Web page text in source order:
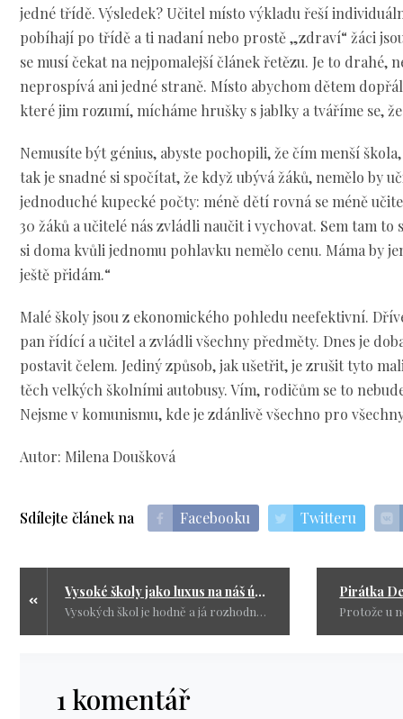
jedné třídě. Výsledek? Učitel místo výkladu řeší
pobíhají po třídě a ti nadaní nebo prostě „zdraví“ žáci
se musí čekat na nejpomalejší článek řetězu. Je to drahé,
neprospívá ani jedné straně. Místo abychom dětem
které jim rozumí, mícháme hrušky s jablky a tváříme se,
Nemusíte být génius, abyste pochopili, že čím menší
tak je snadné si spočítat, že když ubývá žáků, nemělo by
jednoduché kupecké počty: méně dětí rovná se méně
30 žáků a učitelé nás zvládli naučit i vychovat. Sem tam to
si doma kvůli jednomu pohlavku nemělo cenu. Máma by
ještě přidám.“
Malé školy jsou z ekonomického pohledu neefektivní.
pan řídící a učitel a zvládli všechny předměty. Dnes je
postavit čelem. Jediný způsob, jak ušetřit, je zrušit tyto
těch velkých školními autobusy. Vím, rodičům se to
Nejsme v komunismu, kde je zdánlivě všechno pro
Autor: Milena Doušková
Sdílejte článek na Facebooku Twitteru
Vysoké školy jako luxus na náš účet? Čas na změnu.
Vysokých škol je hodně a já rozhodně nechci něco zakazovat. Pokud někdo chce studovat kolik je pohlaví a co a jak dělají ať si to studuje, ale za své peníze. A to jede. Ať nechtějí po lidech aby jim platili takové pitomosti.
1 komentář